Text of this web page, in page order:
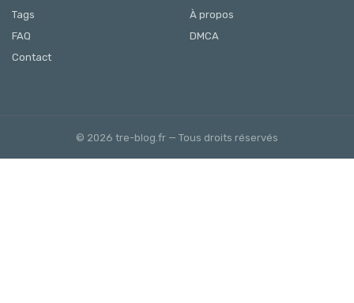
Tags
FAQ
Contact
À propos
DMCA
© 2026 tre-blog.fr — Tous droits réservés